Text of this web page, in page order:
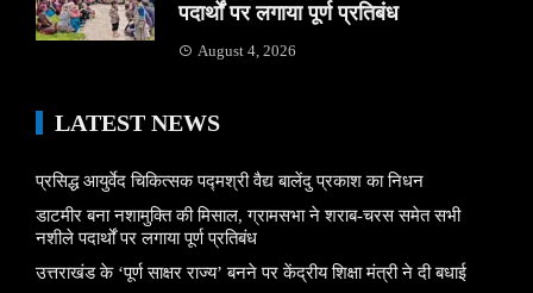
पदार्थों पर लगाया पूर्ण प्रतिबंध
August 4, 2026
LATEST NEWS
प्रसिद्ध आयुर्वेद चिकित्सक पद्मश्री वैद्य बालेंदु प्रकाश का निधन
डाटमीर बना नशामुक्ति की मिसाल, ग्रामसभा ने शराब-चरस समेत सभी
नशीले पदार्थों पर लगाया पूर्ण प्रतिबंध
उत्तराखंड के ‘पूर्ण साक्षर राज्य’ बनने पर केंद्रीय शिक्षा मंत्री ने दी बधाई